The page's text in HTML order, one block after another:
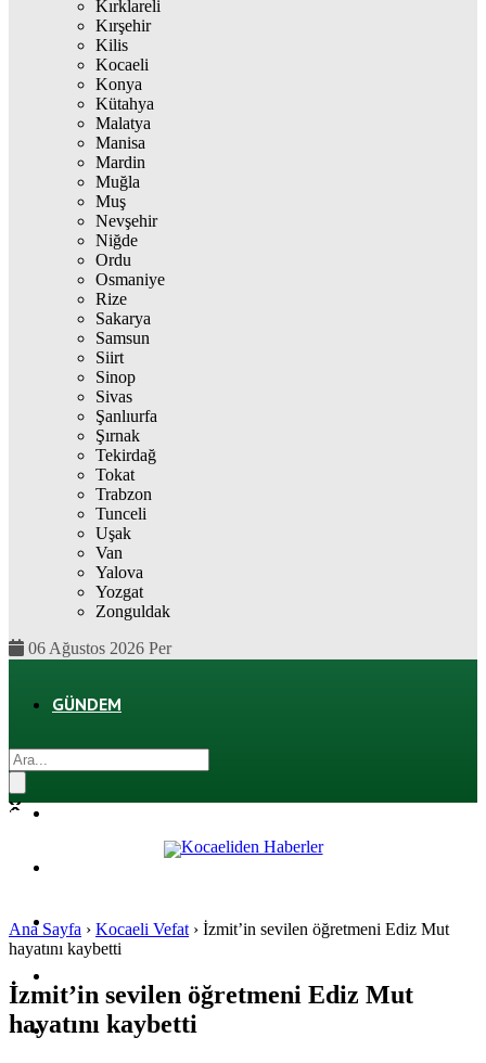
Kırklareli
Kırşehir
Kilis
Kocaeli
Konya
Kütahya
Malatya
Manisa
Mardin
Muğla
Muş
Nevşehir
Niğde
Ordu
Osmaniye
Rize
Sakarya
Samsun
Siirt
Sinop
Sivas
Şanlıurfa
Şırnak
Tekirdağ
Tokat
Trabzon
Tunceli
Uşak
Van
Yalova
Yozgat
Zonguldak
06 Ağustos 2026 Per
GÜNDEM
SPOR
SAĞLIK
Ana Sayfa › Kocaeli Vefat › İzmit’in sevilen öğretmeni Ediz Mut
hayatını kaybetti
İzmit’in sevilen öğretmeni Ediz Mut
hayatını kaybetti